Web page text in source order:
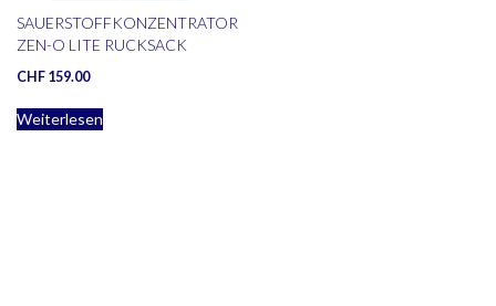
SAUERSTOFFKONZENTRATOR
ZEN-O LITE RUCKSACK
CHF 159.00
Weiterlesen